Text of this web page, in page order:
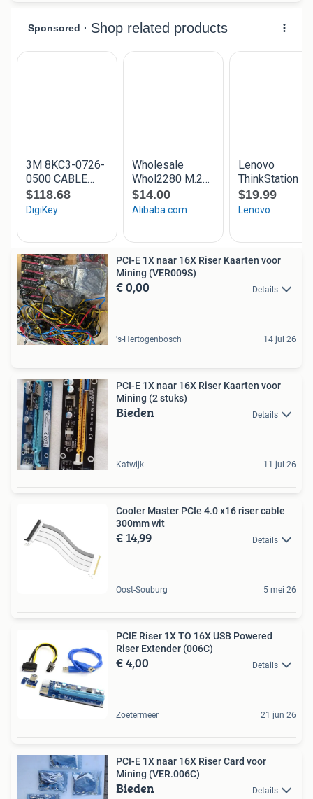
PCI-E 1X naar 16X Riser Kaarten voor
Mining (VER009S)
€ 0,00 Details
's-Hertogenbosch 14 jul 26
PCI-E 1X naar 16X Riser Kaarten voor
Mining (2 stuks)
Bieden Details
Katwijk 11 jul 26
Cooler Master PCIe 4.0 x16 riser cable
300mm wit
€ 14,99 Details
Oost-Souburg 5 mei 26
PCIE Riser 1X TO 16X USB Powered
Riser Extender (006C)
€ 4,00 Details
Zoetermeer 21 jun 26
PCI-E 1X naar 16X Riser Card voor
Mining (VER.006C)
Bieden Details